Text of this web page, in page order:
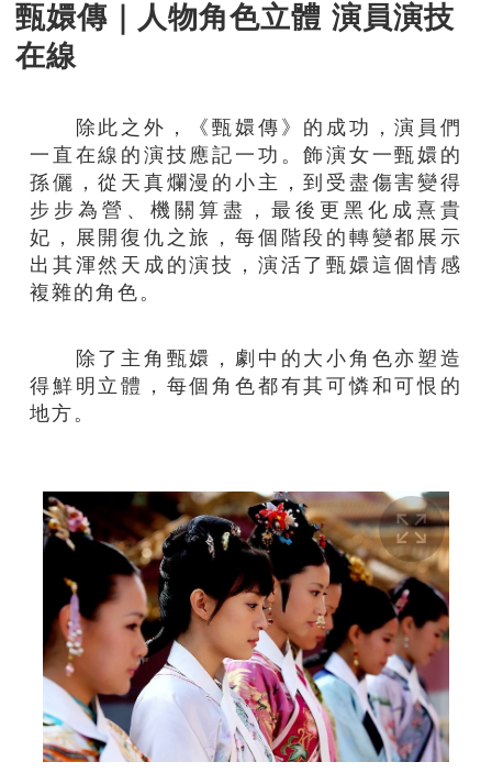
甄嬛傳｜人物角色立體 演員演技
在線
除此之外，《甄嬛傳》的成功，演員們
一直在線的演技應記一功。飾演女一甄嬛的
孫儷，從天真爛漫的小主，到受盡傷害變得
步步為營、機關算盡，最後更黑化成熹貴
妃，展開復仇之旅，每個階段的轉變都展示
出其渾然天成的演技，演活了甄嬛這個情感
複雜的角色。
除了主角甄嬛，劇中的大小角色亦塑造
得鮮明立體，每個角色都有其可憐和可恨的
地方。